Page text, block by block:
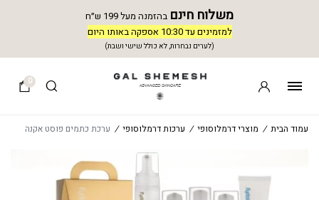
משלוח חינם בהזמנה מעל 199 ש״ח
למזמינים עד 10:30 אספקה באותו היום
(לערים נבחרות, לא כולל שישי ושבת)
0
עמוד הבית / מוצרי דרמלוסופי / ערכות דרמלוסופי / ערכת כתמים פוסט אקנה